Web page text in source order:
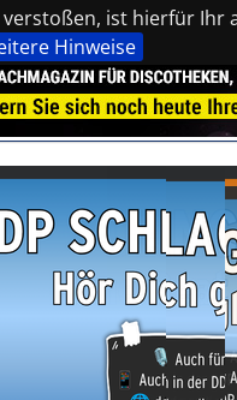
ist hierfür
Hinweise